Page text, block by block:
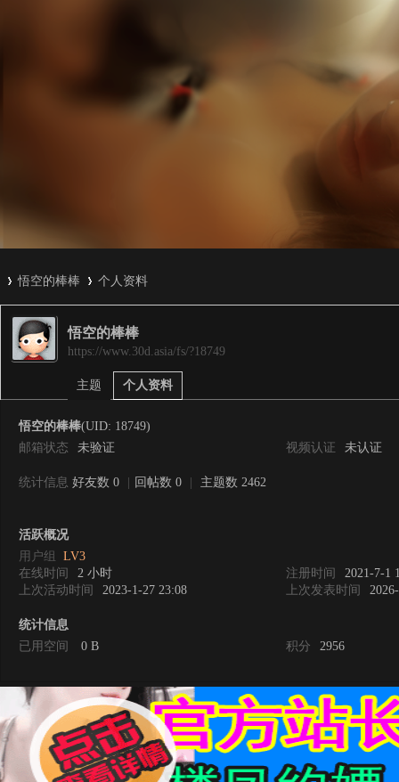
悟空的棒棒
›
个人资料
悟空的棒棒
https://www.30d.asia/fs/?18749
主题 个人资料
悟空的棒棒(UID: 18749)
邮箱状态
未验证 视频认证 未认证
统计信息 好友数 0 回帖数 0 主题数 2462
活跃概况
用户组 LV3
在线时间
2 小时 注册时间
2021-7-1
上次活动时间
2023-1-27 23:08 上次发表时间
统计信息
已用空间
0 B 积分 2956